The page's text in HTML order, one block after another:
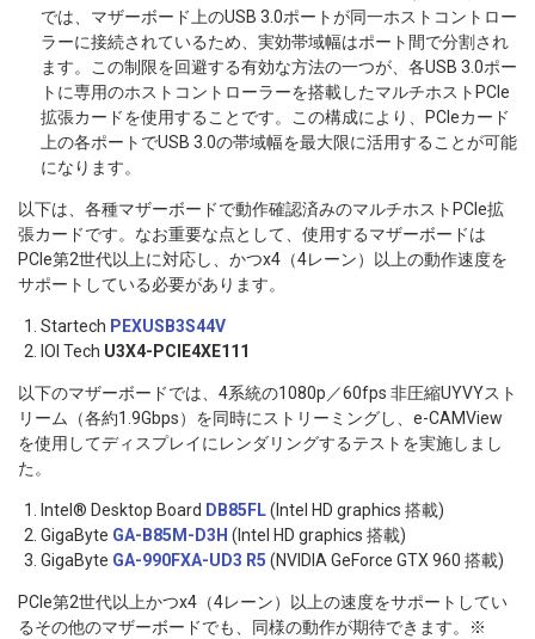
では、マザーボード上のUSB 3.0ポートが同一ホストコントロー
ラーに接続されているため、実効帯域幅はポート間で分割され
ます。この制限を回避する有効な方法の一つが、各USB 3.0ポー
トに専用のホストコントローラーを搭載したマルチホストPCIe
拡張カードを使用することです。この構成により、PCIeカード
上の各ポートでUSB 3.0の帯域幅を最大限に活用することが可能
になります。
以下は、各種マザーボードで動作確認済みのマルチホストPCIe拡
張カードです。なお重要な点として、使用するマザーボードは
PCIe第2世代以上に対応し、かつx4（4レーン）以上の動作速度を
サポートしている必要があります。
Startech PEXUSB3S44V
IOI Tech U3X4-PCIE4XE111
以下のマザーボードでは、4系統の1080p／60fps 非圧縮UYVYスト
リーム（各約1.9Gbps）を同時にストリーミングし、e-CAMView
を使用してディスプレイにレンダリングするテストを実施しまし
た。
Intel® Desktop Board DB85FL(Intel HD graphics 搭載)
GigaByte GA-B85M-D3H (Intel HD graphics 搭載)
GigaByte GA-990FXA-UD3 R5 (NVIDIA GeForce GTX 960 搭載)
PCIe第2世代以上かつx4（4レーン）以上の速度をサポートしてい
るその他のマザーボードでも、同様の動作が期待できます。※